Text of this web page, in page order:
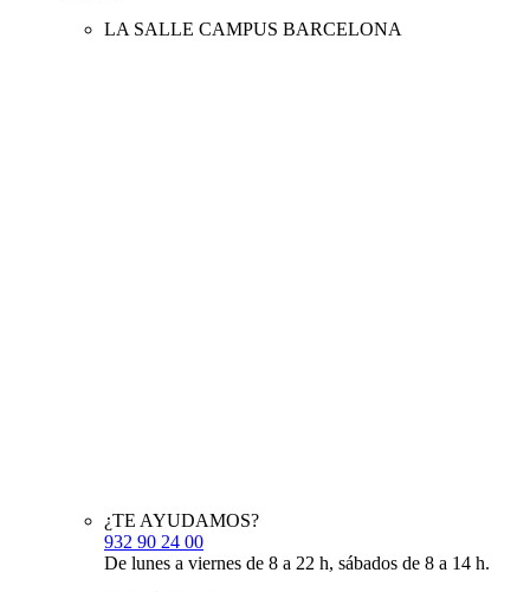
LA SALLE CAMPUS BARCELONA
¿TE AYUDAMOS?
932 90 24 00
De lunes a viernes de 8 a 22 h, sábados de 8 a 14 h.